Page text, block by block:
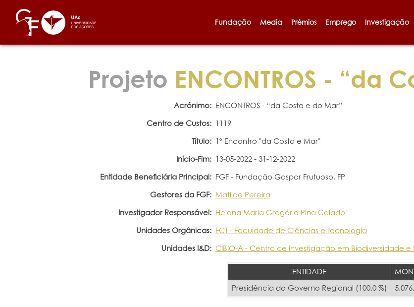
Fundação Media Prémios Emprego Investigação
Projeto ENCONTROS - “da
Acrónimo: ENCONTROS - “da Costa e do Mar”
Centro de Custos: 1119
Título: 1º Encontro "da Costa e Mar"
Início-Fim: 13-05-2022 - 31-12-2022
Entidade Beneficiária Principal: FGF - Fundação Gaspar Frutuoso, FP
Gestores da FGF: Matilde Pereira
Investigador Responsável: Helena Maria Gregório Pina Calado
Unidades Orgânicas: FCT - Faculdade de Ciências e Tecnologia
Unidades I&D: CIBIO-A - Centro de Investigação em Biodiversidade e
ENTIDADE
Presidência do Governo Regional (100.0 %)